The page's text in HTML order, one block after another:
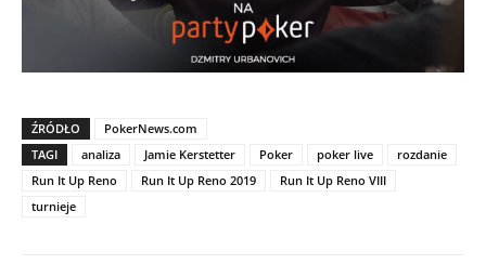
ŹRÓDŁO
PokerNews.com
TAGI
analiza Jamie Kerstetter Poker poker live
rozdanie
Run It Up Reno
Run It Up Reno 2019
Run It Up Reno VIII
turnieje